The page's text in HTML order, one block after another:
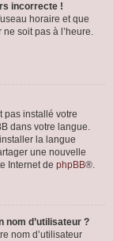
incorrecte !
horaire et que
soit pas à l’heure.
pas installé votre
dans votre langue.
la langue
une nouvelle
Internet de phpBB®.
nom d’utilisateur ?
nom d’utilisateur